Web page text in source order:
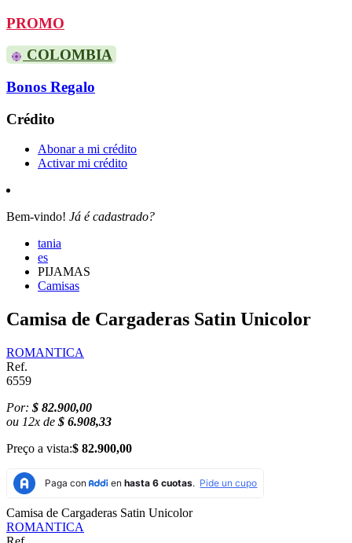
PROMO
COLOMBIA
Bonos Regalo
Crédito
Abonar a mi crédito
Activar mi crédito
Bem-vindo! Já é cadastrado?
tania
es
PIJAMAS
Camisas
Camisa de Cargaderas Satin Unicolor
ROMANTICA
Ref.
6559
Por: $ 82.900,00
ou 12x de $ 6.908,33
Preço a vista:$ 82.900,00
Camisa de Cargaderas Satin Unicolor
ROMANTICA